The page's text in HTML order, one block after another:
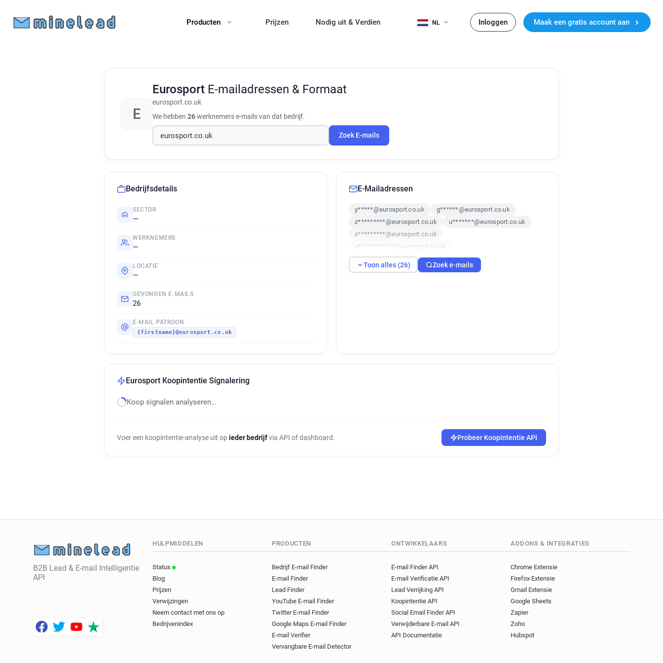
Producten Prijzen Nodig uit & Verdien NL Inloggen Maak een gratis account aan
E
Eurosport E-mailadressen & Formaat
eurosport.co.uk
We hebben 26werknemers e-mails van dat bedrijf.
Zoek E-mails
Bedrijfsdetails
SECTOR
—
WERKNEMERS
—
LOCATIE
—
GEVONDEN E-MAILS
26
E-MAIL PATROON
{firstname}@eurosport.co.uk
E-Mailadressen
y*****@eurosport.co.uk
g******@eurosport.co.uk
z*********@eurosport.co.uk
u*******@eurosport.co.uk
x*********@eurosport.co.uk
x************@eurosport.co.uk
d***********@eurosport.co.uk
l***********@eurosport.co.uk
x*****@eurosport.co.uk
Toon alles (26) Zoek e-mails
Eurosport Koopintentie Signalering
Koop signalen analyseren…
Voer een koopintentie-analyse uit op ieder bedrijfvia API of dashboard. Probeer Koopintentie API
B2B Lead & E-mail Intelligentie
API
HULPMIDDELEN
Status
Blog
Prijzen
Verwijzingen
Neem contact met ons op
Bedrijvenindex
PRODUCTEN
Bedrijf E-mail Finder
E-mail Finder
Lead Finder
YouTube E-mail Finder
Twitter E-mail Finder
Google Maps E-mail Finder
E-mail Verifier
Vervangbare E-mail Detector
ONTWIKKELAARS
E-mail Finder API
E-mail Verificatie API
Lead Verrijking API
Koopintentie API
Social Email Finder API
Verwijderbare E-mail API
API Documentatie
ADDONS & INTEGRATIES
Chrome Extensie
Firefox Extensie
Gmail Extensie
Google Sheets
Zapier
Zoho
Hubspot